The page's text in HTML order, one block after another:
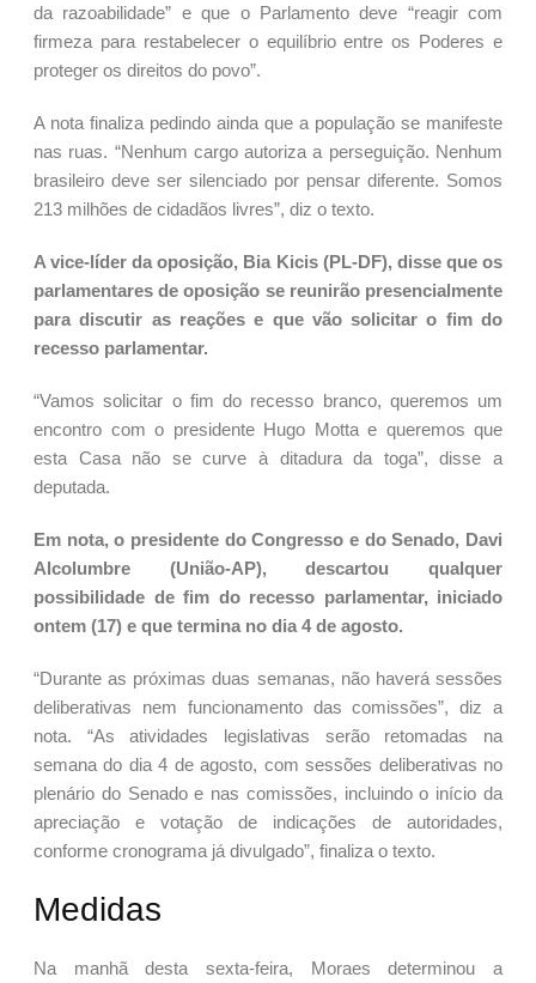
da razoabilidade” e que o Parlamento deve “reagir com
firmeza para restabelecer o equilíbrio entre os Poderes e
proteger os direitos do povo”.
A nota finaliza pedindo ainda que a população se manifeste
nas ruas. “Nenhum cargo autoriza a perseguição. Nenhum
brasileiro deve ser silenciado por pensar diferente. Somos
213 milhões de cidadãos livres”, diz o texto.
A vice-líder da oposição, Bia Kicis (PL-DF), disse que os
parlamentares de oposição se reunirão presencialmente
para discutir as reações e que vão solicitar o fim do
recesso parlamentar.
“Vamos solicitar o fim do recesso branco, queremos um
encontro com o presidente Hugo Motta e queremos que
esta Casa não se curve à ditadura da toga”, disse a
deputada.
Em nota, o presidente do Congresso e do Senado, Davi
Alcolumbre (União-AP), descartou qualquer
possibilidade de fim do recesso parlamentar, iniciado
ontem (17) e que termina no dia 4 de agosto.
“Durante as próximas duas semanas, não haverá sessões
deliberativas nem funcionamento das comissões”, diz a
nota. “As atividades legislativas serão retomadas na
semana do dia 4 de agosto, com sessões deliberativas no
plenário do Senado e nas comissões, incluindo o início da
apreciação e votação de indicações de autoridades,
conforme cronograma já divulgado”, finaliza o texto.
Medidas
Na manhã desta sexta-feira, Moraes determinou a